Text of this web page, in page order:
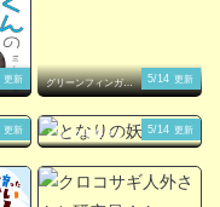
更新
グリーンフィンガー
ズの箱庭
5/14 更新
更新 となりの妖怪さん 5/14 更新